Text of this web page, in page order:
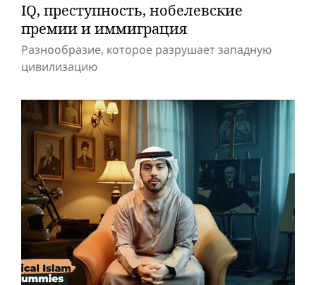
IQ, преступность, нобелевские
премии и иммиграция
Разнообразие, которое разрушает западную
цивилизацию